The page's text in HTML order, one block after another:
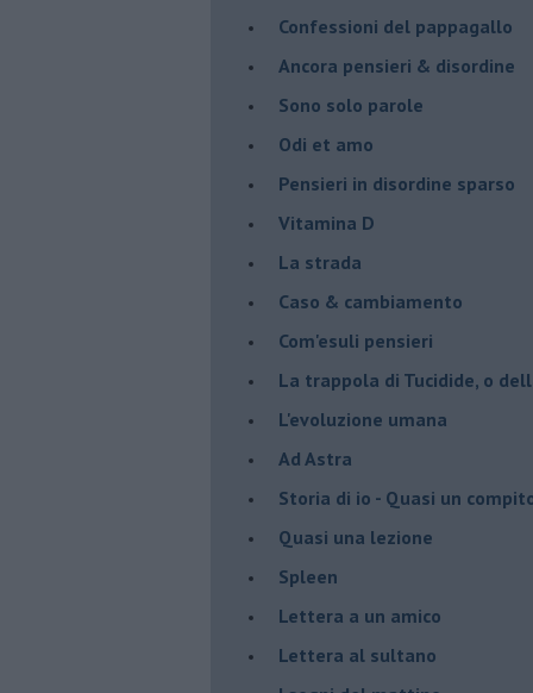
Confessioni del pappagallo
Ancora pensieri & disordine
Sono solo parole
Odi et amo
Pensieri in disordine sparso
Vitamina D
La strada
Caso & cambiamento
Com'esuli pensieri
La trappola di Tucidide, o
L'evoluzione umana
Ad Astra
Storia di io - Quasi un
Quasi una lezione
Spleen
Lettera a un amico
Lettera al sultano